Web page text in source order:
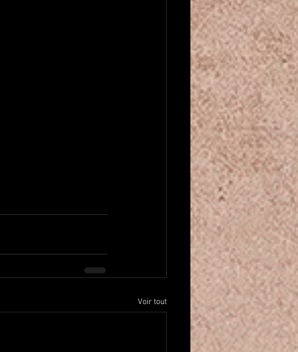
Voir tout